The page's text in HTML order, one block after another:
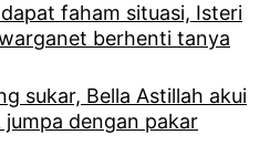
faham situasi, Isteri
berhenti tanya
sukar, Bella Astillah akui
dengan pakar